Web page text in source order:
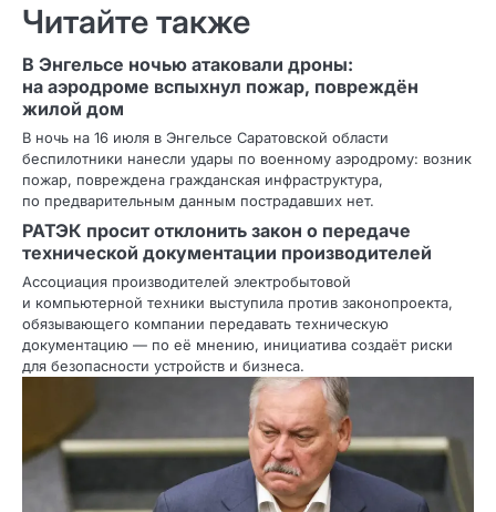
Читайте также
В Энгельсе ночью атаковали дроны:
на аэродроме вспыхнул пожар, повреждён
жилой дом
В ночь на 16 июля в Энгельсе Саратовской области
беспилотники нанесли удары по военному аэродрому: возник
пожар, повреждена гражданская инфраструктура,
по предварительным данным пострадавших нет.
РАТЭК просит отклонить закон о передаче
технической документации производителей
Ассоциация производителей электробытовой
и компьютерной техники выступила против законопроекта,
обязывающего компании передавать техническую
документацию — по её мнению, инициатива создаёт риски
для безопасности устройств и бизнеса.